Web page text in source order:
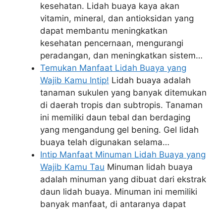
kesehatan. Lidah buaya kaya akan
vitamin, mineral, dan antioksidan yang
dapat membantu meningkatkan
kesehatan pencernaan, mengurangi
peradangan, dan meningkatkan sistem…
Temukan Manfaat Lidah Buaya yang
Wajib Kamu Intip! Lidah buaya adalah
tanaman sukulen yang banyak ditemukan
di daerah tropis dan subtropis. Tanaman
ini memiliki daun tebal dan berdaging
yang mengandung gel bening. Gel lidah
buaya telah digunakan selama…
Intip Manfaat Minuman Lidah Buaya yang
Wajib Kamu Tau Minuman lidah buaya
adalah minuman yang dibuat dari ekstrak
daun lidah buaya. Minuman ini memiliki
banyak manfaat, di antaranya dapat